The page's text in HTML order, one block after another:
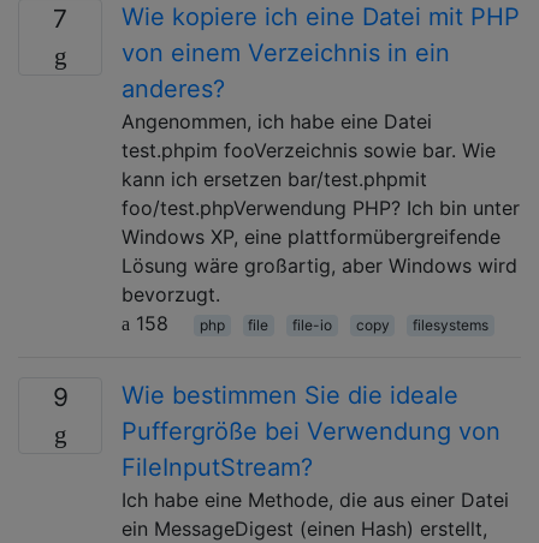
7
Wie kopiere ich eine Datei mit PHP
von einem Verzeichnis in ein
anderes?
Angenommen, ich habe eine Datei
test.phpim fooVerzeichnis sowie bar. Wie
kann ich ersetzen bar/test.phpmit
foo/test.phpVerwendung PHP? Ich bin unter
Windows XP, eine plattformübergreifende
Lösung wäre großartig, aber Windows wird
bevorzugt.
158
php file file-io copy filesystems
9
Wie bestimmen Sie die ideale
Puffergröße bei Verwendung von
FileInputStream?
Ich habe eine Methode, die aus einer Datei
ein MessageDigest (einen Hash) erstellt,